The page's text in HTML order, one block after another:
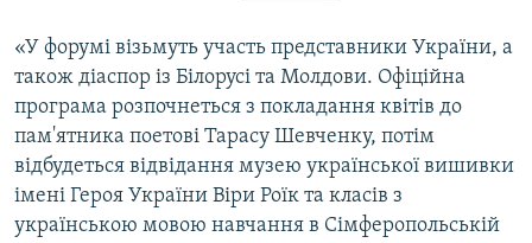
«У форумі візьмуть участь представники України, а
також діаспор із Білорусі та Молдови. Офіційна
програма розпочнеться з покладання квітів до
пам'ятника поетові Тарасу Шевченку, потім
відбудеться відвідання музею української вишивки
імені Героя України Віри Роїк та класів з
українською мовою навчання в Сімферопольській